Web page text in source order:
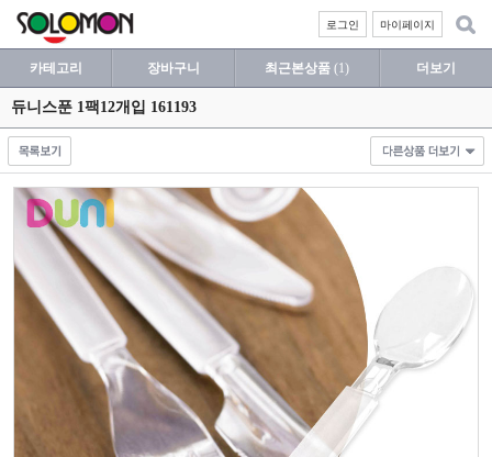
마이페이지
로그인
카테고리 장바구니 최근본상품 (1) 더보기
듀니스푼 1팩12개입 161193